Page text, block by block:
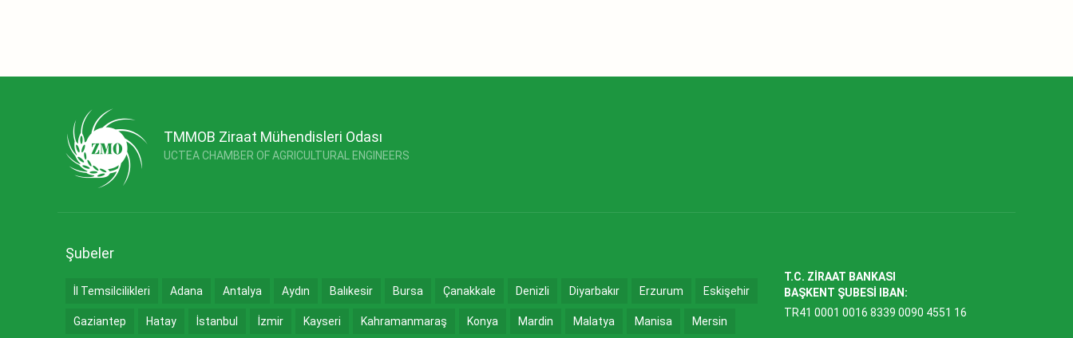
TMMOB Ziraat Mühendisleri Odası
UCTEA CHAMBER OF AGRICULTURAL ENGINEERS
Şubeler
İl Temsilcilikleri Adana Antalya Aydın Balıkesir Bursa Çanakkale Denizli Diyarbakır Erzurum Eskişehir
Gaziantep Hatay İstanbul İzmir Kayseri Kahramanmaraş Konya Mardin Malatya Manisa Mersin
T.C. ZİRAAT BANKASI
BAŞKENT ŞUBESİ IBAN:
TR41 0001 0016 8339 0090 4551 16